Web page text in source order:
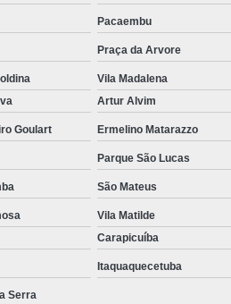
Pacaembu
Praça da Arvore
Vila Madalena
Artur Alvim
Goulart Ermelino Matarazzo
Parque São Lucas
São Mateus
Vila Matilde
Carapicuíba
Itaquaquecetuba
Serra